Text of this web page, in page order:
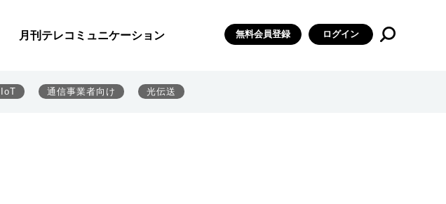
月刊テレコミュニケーション 無料会員登録 ログイン
IoT 通信事業者向け 光伝送